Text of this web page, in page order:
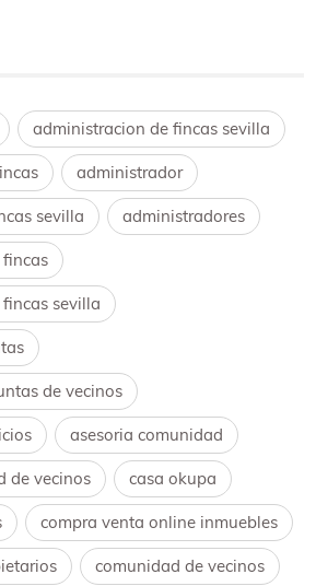
administracion de fincas sevilla
administrador
sevilla administradores
sevilla
de vecinos
asesoria comunidad
de vecinos casa okupa
compra venta online inmuebles
comunidad de vecinos